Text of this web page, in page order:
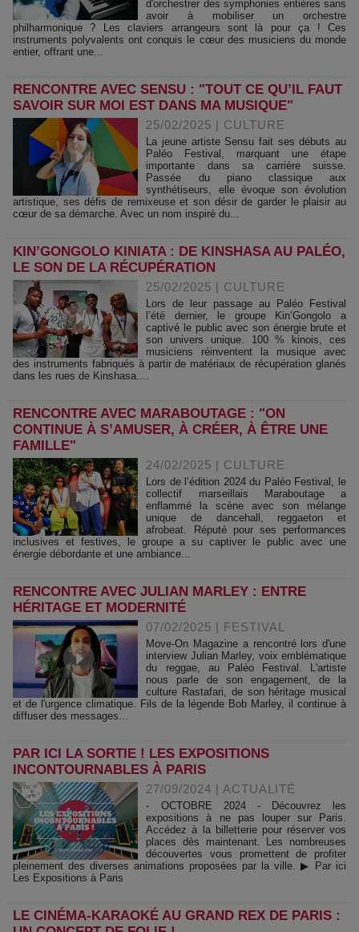
d'orchestrer des symphonies entières sans
avoir à mobiliser un orchestre
philharmonique ? Les claviers arrangeurs sont là pour ça ! Ces
instruments polyvalents ont conquis le cœur des musiciens du monde
entier, offrant une...
RENCONTRE AVEC SENSU : "TOUT CE QU’IL FAUT
SAVOIR SUR MOI EST DANS MA MUSIQUE"
25/02/2025 | CULTURE
La jeune artiste Sensu fait ses débuts au
Paléo Festival, marquant une étape
importante dans sa carrière suisse.
Passée du piano classique aux
synthétiseurs, elle évoque son évolution
artistique, ses défis de remixeuse et son désir de garder le plaisir au
cœur de sa démarche. Avec un nom inspiré du...
KIN’GONGOLO KINIATA : DE KINSHASA AU PALÉO,
LE SON DE LA RÉCUPÉRATION
25/02/2025 | CULTURE
Lors de leur passage au Paléo Festival
l’été dernier, le groupe Kin’Gongolo a
captivé le public avec son énergie brute et
son univers unique. 100 % kinois, ces
musiciens réinventent la musique avec
des instruments fabriqués à partir de matériaux de récupération glanés
dans les rues de Kinshasa....
RENCONTRE AVEC MARABOUTAGE : "ON
CONTINUE À S’AMUSER, À CRÉER, À ÊTRE UNE
FAMILLE"
24/02/2025 | CULTURE
Lors de l’édition 2024 du Paléo Festival, le
collectif marseillais Maraboutage a
enflammé la scène avec son mélange
unique de dancehall, reggaeton et
afrobeat. Réputé pour ses performances
inclusives et festives, le groupe a su captiver le public avec une
énergie débordante et une ambiance...
RENCONTRE AVEC JULIAN MARLEY : ENTRE
HÉRITAGE ET MODERNITÉ
07/02/2025 | FESTIVAL
Move-On Magazine a rencontré lors d'une
interview Julian Marley, voix emblématique
du reggae, au Paléo Festival. L'artiste
nous parle de son engagement, de la
culture Rastafari, de son héritage musical
et de l'urgence climatique. Fils de la légende Bob Marley, il continue à
diffuser des messages...
PAR ICI LA SORTIE ! LES EXPOSITIONS
INCONTOURNABLES À PARIS
27/09/2024 | ACTUALITÉ
- OCTOBRE 2024 - Découvrez les
expositions à ne pas louper sur Paris.
Accédez à la billetterie pour réserver vos
places dès maintenant. Les nombreuses
découvertes vous promettent de profiter
pleinement des diverses animations proposées par la ville. ▶ Par ici
Les Expositions à Paris
LE CINÉMA-KARAOKÉ AU GRAND REX DE PARIS :